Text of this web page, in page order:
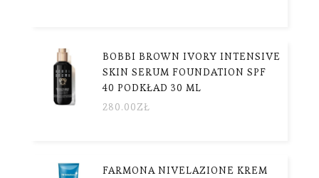
BOBBI BROWN IVORY INTENSIVE
SKIN SERUM FOUNDATION SPF
40 PODKŁAD 30 ML
280.00ZŁ
FARMONA NIVELAZIONE KREM